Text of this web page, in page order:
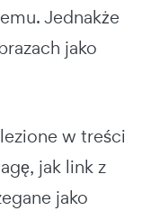
Jednakże
jako
w treści
jak link z
jako